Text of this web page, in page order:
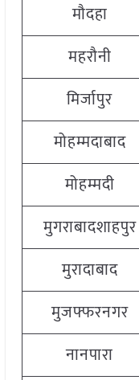
मौदहा
महरौनी
मिर्जापुर
मोहम्मदाबाद
मोहम्मदी
मुगराबादशाहपुर
मुरादाबाद
मुजफ्फरनगर
नानपारा